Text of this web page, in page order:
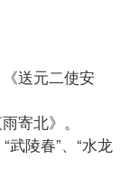
送元二使安
寄北》。
陵春”、“水龙